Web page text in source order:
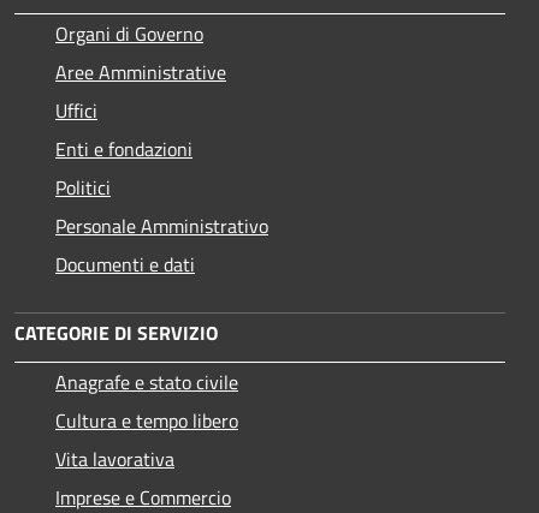
Organi di Governo
Aree Amministrative
Uffici
Enti e fondazioni
Politici
Personale Amministrativo
Documenti e dati
CATEGORIE DI SERVIZIO
Anagrafe e stato civile
Cultura e tempo libero
Vita lavorativa
Imprese e Commercio